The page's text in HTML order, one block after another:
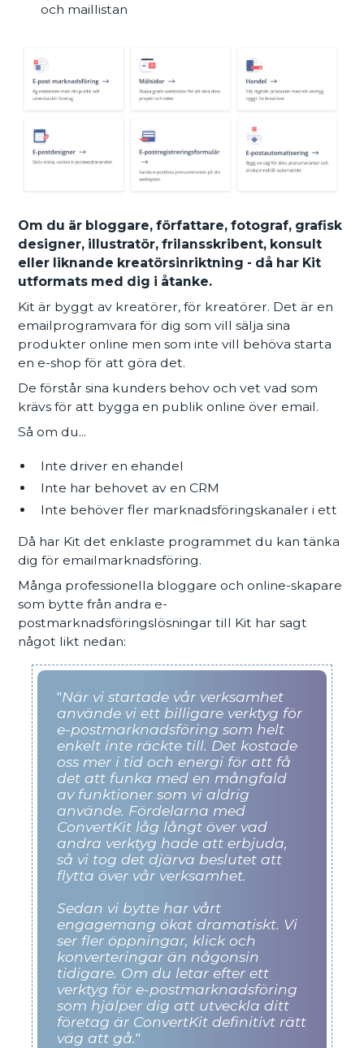
och maillistan
Om du är bloggare, författare, fotograf, grafisk
designer, illustratör, frilansskribent, konsult
eller liknande kreatörsinriktning - då har Kit
utformats med dig i åtanke.
Kit är byggt av kreatörer, för kreatörer. Det är en
emailprogramvara för dig som vill sälja sina
produkter online men som inte vill behöva starta
en e-shop för att göra det.
De förstår sina kunders behov och vet vad som
krävs för att bygga en publik online över email.
Så om du...
Inte driver en ehandel
Inte har behovet av en CRM
Inte behöver fler marknadsföringskanaler i ett
Då har Kit det enklaste programmet du kan tänka
dig för emailmarknadsföring.
Många professionella bloggare och online-skapare
som bytte från andra e-
postmarknadsföringslösningar till Kit har sagt
något likt nedan:
"När vi startade vår verksamhet
använde vi ett billigare verktyg för
e-postmarknadsföring som helt
enkelt inte räckte till. Det kostade
oss mer i tid och energi för att få
det att funka med en mångfald
av funktioner som vi aldrig
använde. Fördelarna med
ConvertKit låg långt över vad
andra verktyg hade att erbjuda,
så vi tog det djärva beslutet att
flytta över vår verksamhet.
Sedan vi bytte har vårt
engagemang ökat dramatiskt. Vi
ser fler öppningar, klick och
konverteringar än någonsin
tidigare. Om du letar efter ett
verktyg för e-postmarknadsföring
som hjälper dig att utveckla ditt
företag är ConvertKit definitivt rätt
väg att gå."